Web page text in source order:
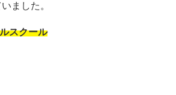
ました。
スクール